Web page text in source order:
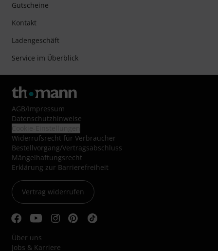
Gutscheine
Kontakt
Ladengeschäft
Service im Überblick
AGB/Impressum
Datenschutzhinweise
Widerrufsrecht für Verbraucher
Bestellvorgang/Vertragsabschluss
Mängelhaftungsrecht
Erklärung zur Barrierefreiheit
Vertrag widerrufen
Über uns
Jobs & Karriere